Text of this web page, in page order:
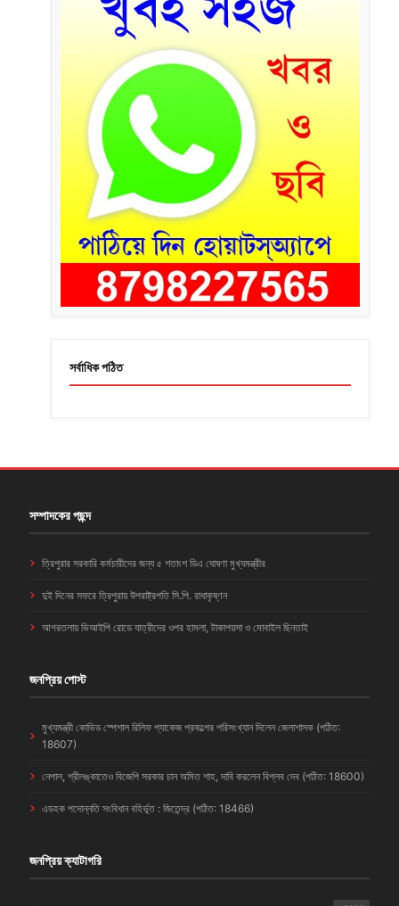
সর্বাধিক পঠিত
সম্পাদকের পছন্দ
ত্রিপুরার সরকারি কর্মচারীদের জন্য ৫ শতাংশ ডিএ ঘোষণা মুখ্যমন্ত্রীর
দুই দিনের সফরে ত্রিপুরায় উপরাষ্ট্রপতি সি.পি. রাধাকৃষ্ণন
আগরতলায় ভিআইপি রোডে যাত্রীদের ওপর হামলা, টাকাপয়সা ও মোবাইল ছিনতাই
জনপ্রিয় পোস্ট
মুখ্যমন্ত্রী কোভিড স্পেশাল রিলিফ প্যাকেজ প্রকল্পের পরিসংখ্যান দিলেন জেলাশাসক (পঠিত:
18607)
নেপাল, শ্রীলঙ্কাতেও বিজেপি সরকার চান অমিত শাহ, দাবি করলেন বিপ্লব দেব (পঠিত: 18600)
এডহক পদোন্নতি সংবিধান বহির্ভূত : জিতেন্দ্র (পঠিত: 18466)
জনপ্রিয় ক্যাটাগরি